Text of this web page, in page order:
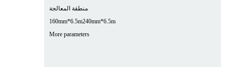
منطقة المعالجة
160mm*6.5m240mm*6.5m
More parameters